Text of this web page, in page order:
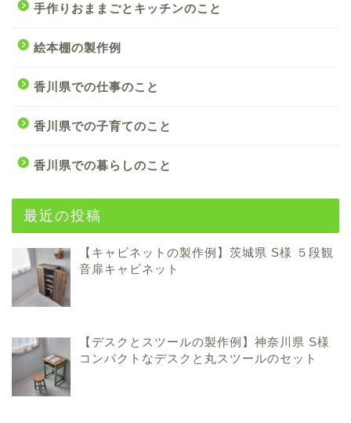
手作りおままごとキッチンのこと
絵本棚の製作例
香川県での仕事のこと
香川県での子育てのこと
香川県での暮らしのこと
最近の投稿
【キャビネットの製作例】茨城県 S様 ５段観
音扉キャビネット
【デスクとスツールの製作例】神奈川県 S様
コンパクトなデスクと丸スツールのセット